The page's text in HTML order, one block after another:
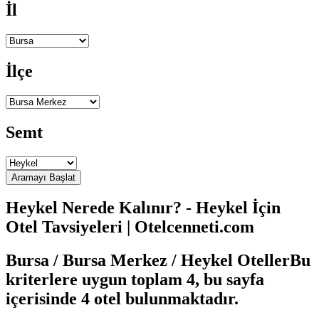
İl
İlçe
Semt
Heykel Nerede Kalınır? - Heykel İçin
Otel Tavsiyeleri | Otelcenneti.com
Bursa / Bursa Merkez / Heykel OtellerBu
kriterlere uygun toplam 4, bu sayfa
içerisinde 4 otel bulunmaktadır.